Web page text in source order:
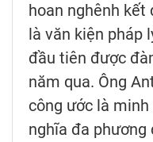
hoan nghênh kết
là văn kiện pháp
đầu tiên được
năm qua. Ông
công ước là
nghĩa đa